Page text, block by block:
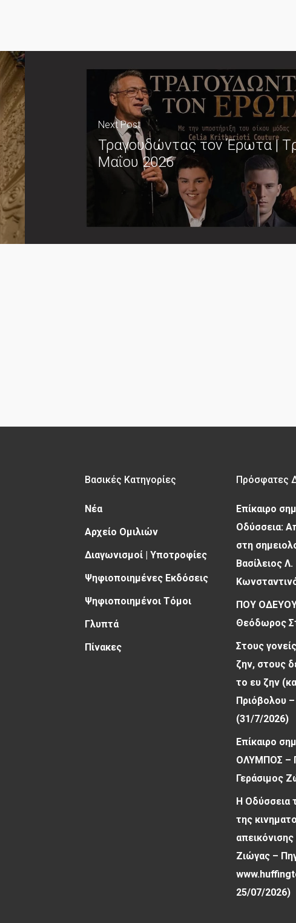
Next Post
Τραγουδώντας τον Έρωτα |
Μαΐου 2026
Βασικές Κατηγορίες
Νέα
Αρχείο Ομιλιών
Διαγωνισμοί | Υποτροφίες
Ψηφιοποιημένες Εκδόσεις
Ψηφιοποιημένοι Τόμοι
Γλυπτά
Πίνακες
Πρόσφατες
Επίκαιρο
Οδύσσεια:
στη
Βασίλειος Λ.
ΠΟΥ
Θεόδωρος
Στους
ζην, στους
το ευ ζην
Πριόβολου
(31/7/2026)
Επίκαιρο
ΟΛΥΜΠΟΣ –
Γεράσιμος
Η Οδύσσεια
της
Ζιώγας –
25/07/2026)